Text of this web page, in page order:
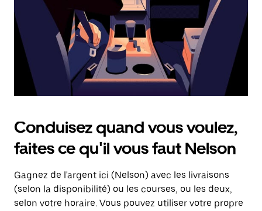
d'échappement
pour
fermer
calendrier.
Conduisez quand vous voulez,
faites ce qu'il vous faut Nelson
Gagnez de l'argent ici (Nelson) avec les livraisons
(selon la disponibilité) ou les courses, ou les deux,
selon votre horaire. Vous pouvez utiliser votre propre